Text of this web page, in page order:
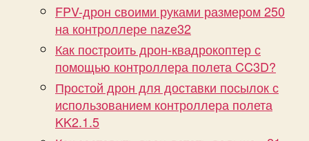
FPV-дрон своими руками размером 250
на контроллере naze32
Как построить дрон-квадрокоптер с
помощью контроллера полета CC3D?
Простой дрон для доставки посылок с
использованием контроллера полета
KK2.1.5